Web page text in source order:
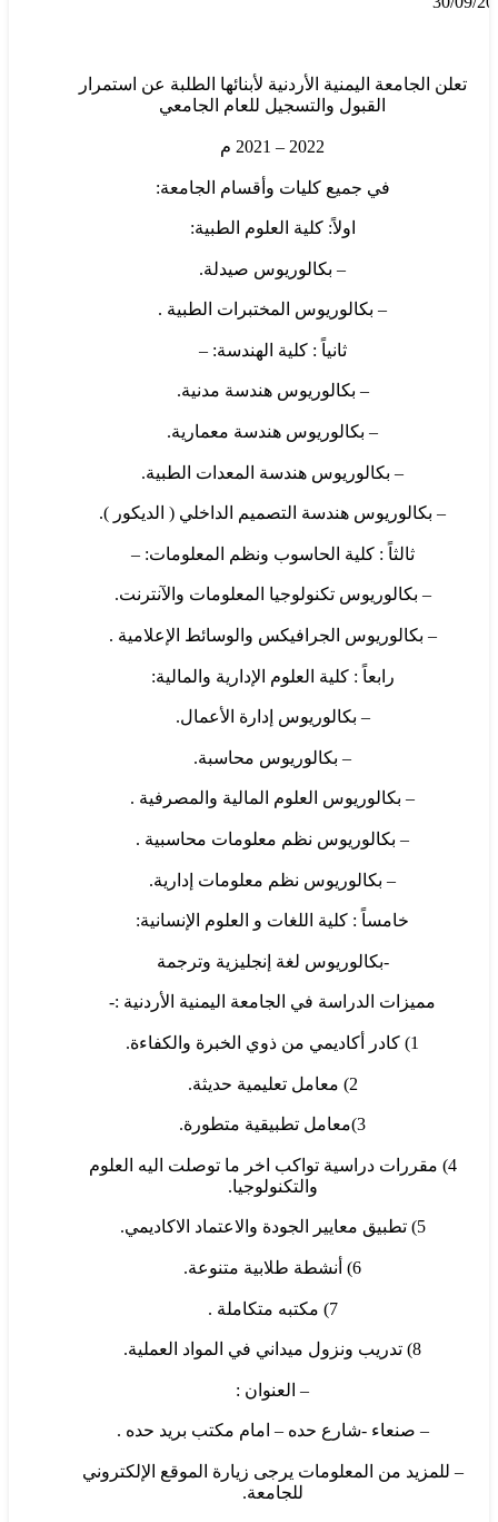
تعلن الجامعة اليمنية الأردنية لأبنائها الطلبة عن استمرار
القبول والتسجيل للعام الجامعي
2022 – 2021 م
في جميع كليات وأقسام الجامعة:
اولاً: كلية العلوم الطبية:
– بكالوريوس صيدلة.
– بكالوريوس المختبرات الطبية .
ثانياً : كلية الهندسة: –
– بكالوريوس هندسة مدنية.
– بكالوريوس هندسة معمارية.
– بكالوريوس هندسة المعدات الطبية.
– بكالوريوس هندسة التصميم الداخلي ( الديكور ).
ثالثاً : كلية الحاسوب ونظم المعلومات: –
– بكالوريوس تكنولوجيا المعلومات والآنترنت.
– بكالوريوس الجرافيكس والوسائط الإعلامية .
رابعاً : كلية العلوم الإدارية والمالية:
– بكالوريوس إدارة الأعمال.
– بكالوريوس محاسبة.
– بكالوريوس العلوم المالية والمصرفية .
– بكالوريوس نظم معلومات محاسبية .
– بكالوريوس نظم معلومات إدارية.
خامساً : كلية اللغات و العلوم الإنسانية:
-بكالوريوس لغة إنجليزية وترجمة
مميزات الدراسة في الجامعة اليمنية الأردنية :-
1) كادر أكاديمي من ذوي الخبرة والكفاءة.
2) معامل تعليمية حديثة.
3)معامل تطبيقية متطورة.
4) مقررات دراسية تواكب اخر ما توصلت اليه العلوم
والتكنولوجيا.
5) تطبيق معايير الجودة والاعتماد الاكاديمي.
6) أنشطة طلابية متنوعة.
7) مكتبه متكاملة .
8) تدريب ونزول ميداني في المواد العملية.
– العنوان :
– صنعاء -شارع حده – امام مكتب بريد حده .
– للمزيد من المعلومات يرجى زيارة الموقع الإلكتروني
للجامعة.